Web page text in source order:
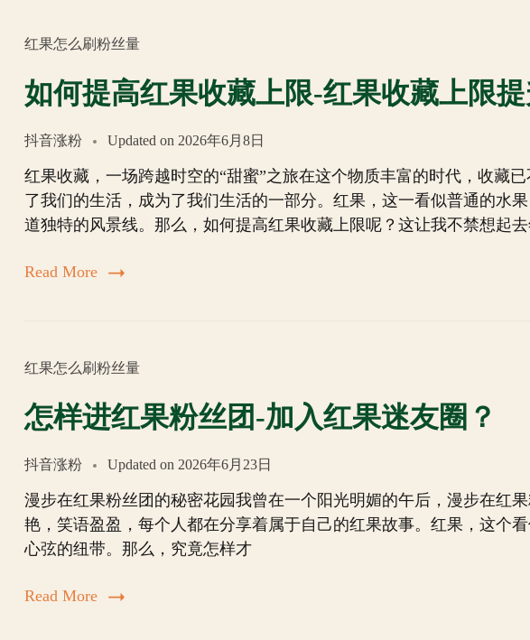
红果怎么刷粉丝量
如何提高红果收藏上限-红果收藏上限
抖音涨粉 Updated on 2026年6月8日
红果收藏，一场跨越时空的“甜蜜”之旅在这个物质丰富的时代，收藏
了我们的生活，成为了我们生活的一部分。红果，这一看似普通的水
道独特的风景线。那么，如何提高红果收藏上限呢？这让我不禁想起去
Read More
红果怎么刷粉丝量
怎样进红果粉丝团-加入红果迷友圈？
抖音涨粉 Updated on 2026年6月23日
漫步在红果粉丝团的秘密花园我曾在一个阳光明媚的午后，漫步在红
艳，笑语盈盈，每个人都在分享着属于自己的红果故事。红果，这个
心弦的纽带。那么，究竟怎样才
Read More